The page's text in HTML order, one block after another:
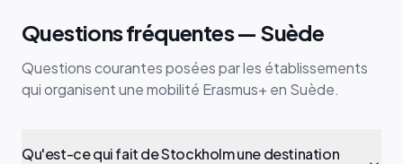
Questions fréquentes — Suède
Questions courantes posées par les établissements
qui organisent une mobilité Erasmus+ en Suède.
Qu'est-ce qui fait de Stockholm une destination